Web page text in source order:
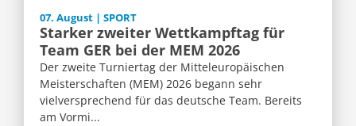
07. August | SPORT
Starker zweiter Wettkampftag für
Team GER bei der MEM 2026
Der zweite Turniertag der Mitteleuropäischen
Meisterschaften (MEM) 2026 begann sehr
vielversprechend für das deutsche Team. Bereits
am Vormi...